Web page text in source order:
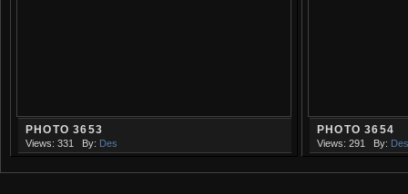
PHOTO 3653
Views: 331 By: Des
PHOTO 3654
Views: 291 By: Des